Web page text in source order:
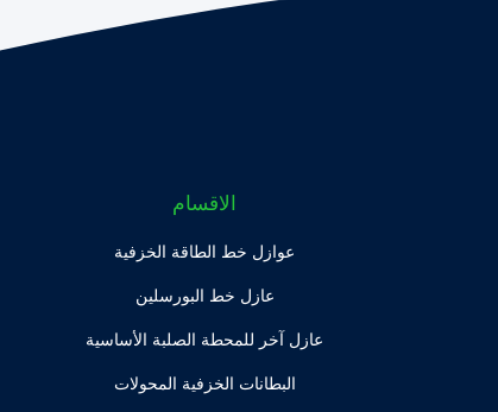
الاقسام
عوازل خط الطاقة الخزفية
عازل خط البورسلين
عازل آخر للمحطة الصلبة الأساسية
البطانات الخزفية المحولات